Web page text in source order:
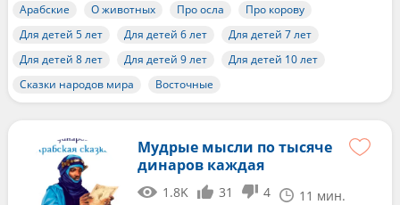
Арабские О животных Про осла
Про корову
Для детей 5 лет
Для детей 6 лет
Для детей 7 лет
Для детей 8 лет
Для детей 9 лет
Для детей 10 лет
Сказки народов мира
Восточные
Мудрые мысли по тысяче
динаров каждая
1.8K 31 4 11 мин.